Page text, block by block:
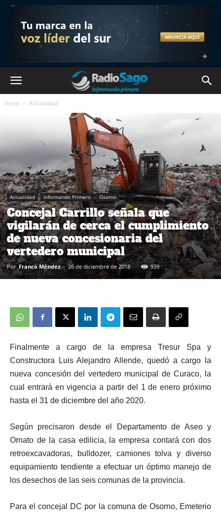
Inicio Actualidad
Actualidad Informando Primero Osorno
Concejal Carrillo señala que
vigilarán de cerca el cumplimiento
de nueva concesionaria del
vertedero municipal
Por Franco Méndez - 26 de diciembre de 2018 939
Finalmente a cargo de la empresa Tresur Spa y
Constructora Luis Alejandro Allende, quedó a cargo la
nueva concesión del vertedero municipal de Curaco, la
cual entrará en vigencia a partir del 1 de enero próximo
hasta el 31 de diciembre del año 2020.
Según precisaron desde el Departamento de Aseo y
Ornato de la casa edilicia, la empresa contará con dos
retroexcavadoras, bulldozer, camiones tolva y diverso
equipamiento tendiente a efectuar un óptimo manejo de
los desechos de las seis comunas de la provincia.
Para el concejal DC por la comuna de Osorno, Emeterio